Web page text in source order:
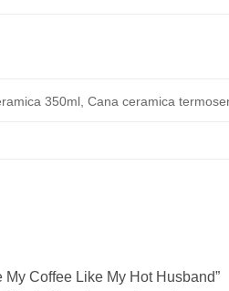
350ml, Cana ceramica
Coffee Like My Hot Husband”